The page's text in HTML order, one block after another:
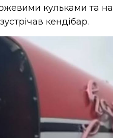
кульками та
кендібар.